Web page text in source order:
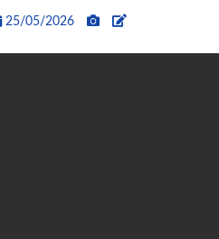
25/05/2026